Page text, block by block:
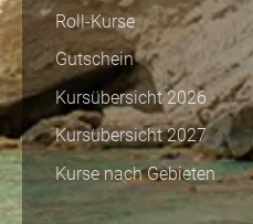
Roll-Kurse
Gutschein
Kursübersicht 2026
Kursübersicht 2027
Kurse nach Gebieten